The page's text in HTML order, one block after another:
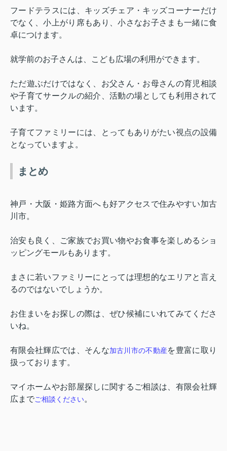
フードテラスには、キッズチェア・キッズコーナーだけ
でなく、小上がり席もあり、小さなお子さまも一緒に食
卓につけます。
就学前のお子さんは、こども広場の利用ができます。
ただ遊ぶだけではなく、お父さん・お母さんの育児相談
や子育てサークルの紹介、活動の場としても利用されて
います。
子育てファミリーには、とってもありがたい視点の設備
となっていますよ。
まとめ
神戸・大阪・姫路方面へも好アクセスで住みやすい加古
川市。
治安も良く、ご家族でお買い物やお食事を楽しめるショ
ッピングモールもあります。
まさに若いファミリーにとっては理想的なエリアと言え
るのではないでしょうか。
お住まいをお探しの際は、ぜひ候補にいれてみてくださ
いね。
有限会社輝広では、そんな加古川市の不動産を豊富に取り
扱っております。
マイホームやお部屋探しに関するご相談は、有限会社輝
広までご相談ください。